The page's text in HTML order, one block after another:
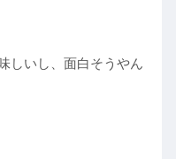
しいし、面白そうやん